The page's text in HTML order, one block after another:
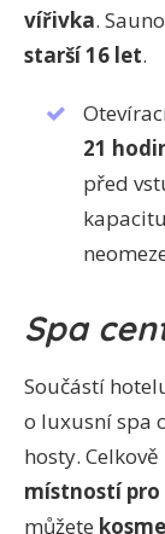
vířivka.
starší 16 let.
21
před
Spa
Součástí
o luxusní spa
hosty.
místností pro
můžete